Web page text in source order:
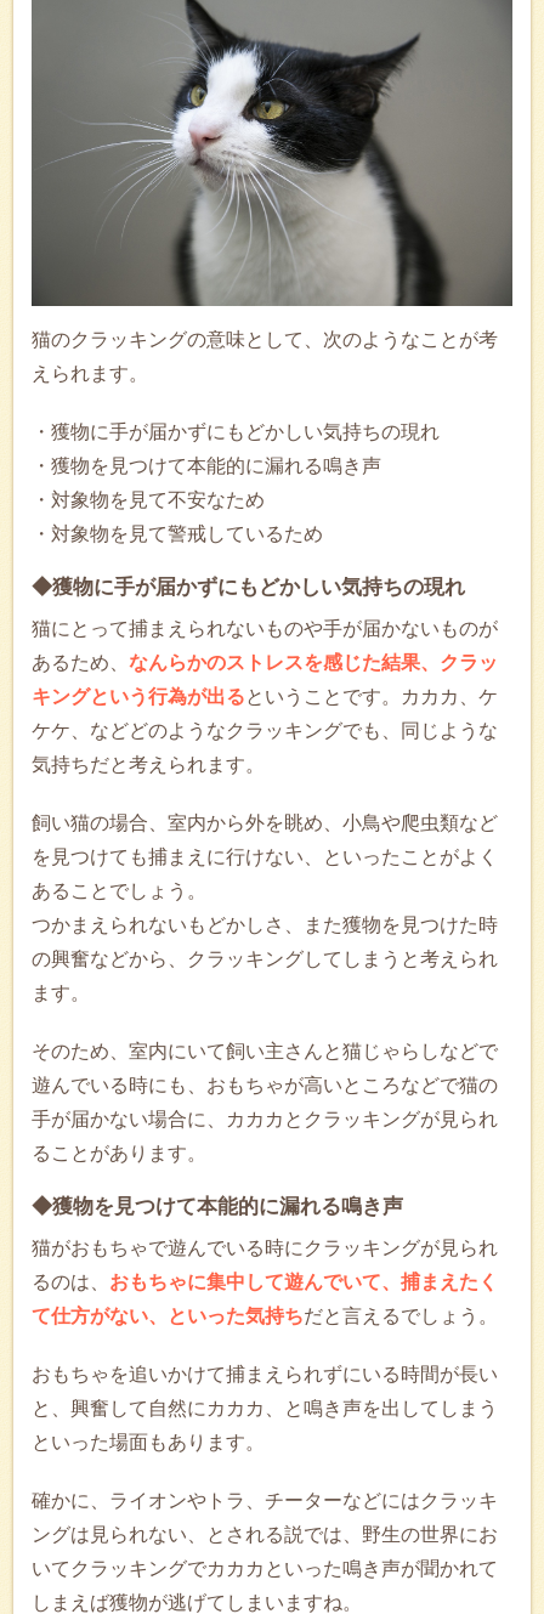
猫のクラッキングの意味として、次のようなことが考
えられます。
・獲物に手が届かずにもどかしい気持ちの現れ
・獲物を見つけて本能的に漏れる鳴き声
・対象物を見て不安なため
・対象物を見て警戒しているため
◆獲物に手が届かずにもどかしい気持ちの現れ
猫にとって捕まえられないものや手が届かないものが
あるため、 なんらかのストレスを感じた結果、クラッ
キングという行為が出るということです。カカカ、ケ
ケケ、などどのようなクラッキングでも、同じような
気持ちだと考えられます。
飼い猫の場合、室内から外を眺め、小鳥や爬虫類など
を見つけても捕まえに行けない、といったことがよく
あることでしょう。
つかまえられないもどかしさ、また獲物を見つけた時
の興奮などから、クラッキングしてしまうと考えられ
ます。
そのため、室内にいて飼い主さんと猫じゃらしなどで
遊んでいる時にも、おもちゃが高いところなどで猫の
手が届かない場合に、カカカとクラッキングが見られ
ることがあります。
◆獲物を見つけて本能的に漏れる鳴き声
猫がおもちゃで遊んでいる時にクラッキングが見られ
るのは、 おもちゃに集中して遊んでいて、捕まえたく
て仕方がない、といった気持ちだと言えるでしょう。
おもちゃを追いかけて捕まえられずにいる時間が長い
と、興奮して自然にカカカ、と鳴き声を出してしまう
といった場面もあります。
確かに、ライオンやトラ、チーターなどにはクラッキ
ングは見られない、とされる説では、野生の世界にお
いてクラッキングでカカカといった鳴き声が聞かれて
しまえば獲物が逃げてしまいますね。